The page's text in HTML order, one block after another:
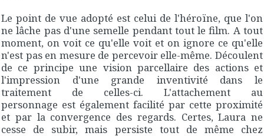
Le point de vue adopté est celui de l'héroïne, que l'on
ne lâche pas d'une semelle pendant tout le film. A tout
moment, on voit ce qu'elle voit et on ignore ce qu'elle
n'est pas en mesure de percevoir elle-même. Découlent
de ce principe une vision parcellaire des actions et
l'impression d'une grande inventivité dans le
traitement de celles-ci. L'attachement au
personnage est également facilité par cette proximité
et par la convergence des regards. Certes, Laura ne
cesse de subir, mais persiste tout de même chez